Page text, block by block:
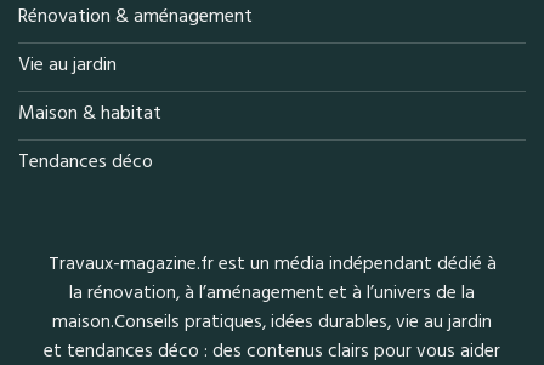
Rénovation & aménagement
Vie au jardin
Maison & habitat
Tendances déco
Travaux-magazine.fr est un média indépendant dédié à
la rénovation, à l’aménagement et à l’univers de la
maison.Conseils pratiques, idées durables, vie au jardin
et tendances déco : des contenus clairs pour vous aider